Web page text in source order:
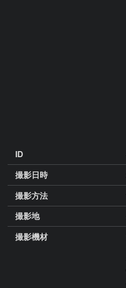
ID
撮影日時
撮影方法
撮影地
撮影機材